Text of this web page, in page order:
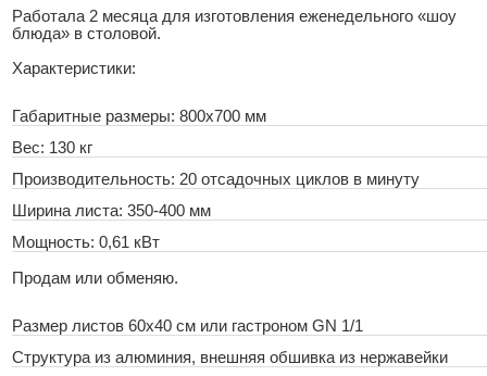
Работала 2 месяца для изготовления еженедельного «шоу
блюда» в столовой.
Характеристики:
Габаритные размеры: 800х700 мм
Вес: 130 кг
Производительность: 20 отсадочных циклов в минуту
Ширина листа: 350-400 мм
Мощность: 0,61 кВт
Продам или обменяю.
Размер листов 60х40 см или гастроном GN 1/1
Структура из алюминия, внешняя обшивка из нержавейки